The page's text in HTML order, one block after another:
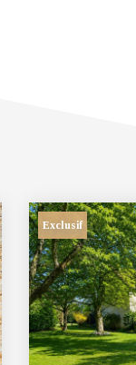
Exclusif